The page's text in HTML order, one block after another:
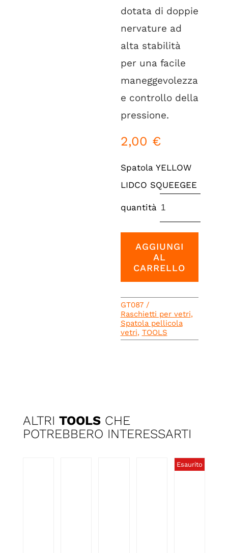
dotata di doppie
nervature ad
alta stabilità
per una facile
maneggevolezza
e controllo della
pressione.
2,00 €
Spatola YELLOW
LIDCO SQUEEGEE
quantità
AGGIUNGI
AL
CARRELLO
GT087 /
Raschietti per vetri,
Spatola pellicola
vetri, TOOLS
ALTRITOOLS CHE
POTREBBERO INTERESSARTI
Esaurito